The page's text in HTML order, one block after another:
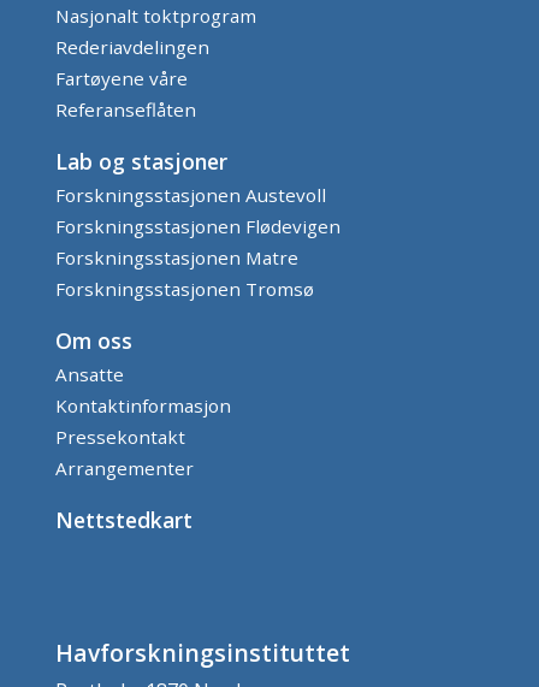
Nasjonalt toktprogram
Rederiavdelingen
Fartøyene våre
Referanseflåten
Lab og stasjoner
Forskningsstasjonen Austevoll
Forskningsstasjonen Flødevigen
Forskningsstasjonen Matre
Forskningsstasjonen Tromsø
Om oss
Ansatte
Kontaktinformasjon
Pressekontakt
Arrangementer
Nettstedkart
Havforskningsinstituttet